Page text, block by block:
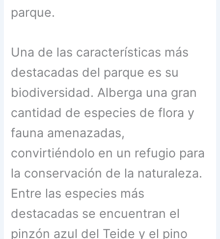
parque.
Una de las características más
destacadas del parque es su
biodiversidad. Alberga una gran
cantidad de especies de flora y
fauna amenazadas,
convirtiéndolo en un refugio para
la conservación de la naturaleza.
Entre las especies más
destacadas se encuentran el
pinzón azul del Teide y el pino